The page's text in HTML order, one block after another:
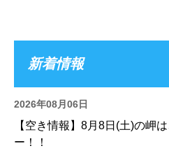
新着情報
2026年08月06日
【空き情報】8月8日(土)の岬
ー！！